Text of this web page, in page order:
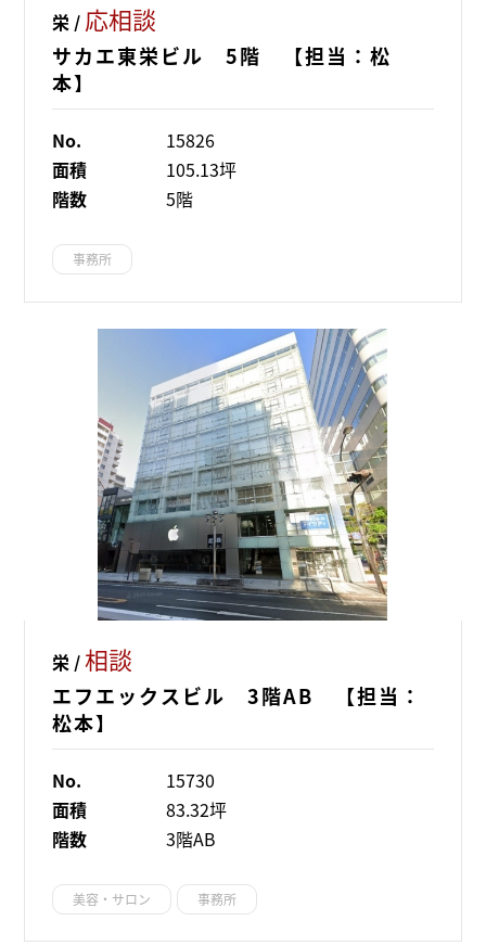
栄 / 応相談
サカエ東栄ビル 5階 【担当：松
本】
No.
15826
面積
105.13坪
階数
5階
事務所
栄 /相談
エフエックスビル 3階AB 【担当：
松本】
No.
15730
面積
83.32坪
階数
3階AB
美容・サロン 事務所